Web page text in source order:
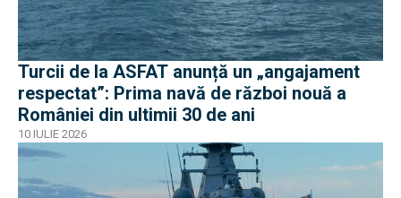
Turcii de la ASFAT anunță un „angajament
respectat”: Prima navă de război nouă a
României din ultimii 30 de ani
10 IULIE 2026